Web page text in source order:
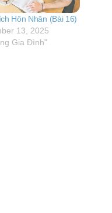
Hôn Nhân (Bài 16)
13, 2025
Gia Đình"